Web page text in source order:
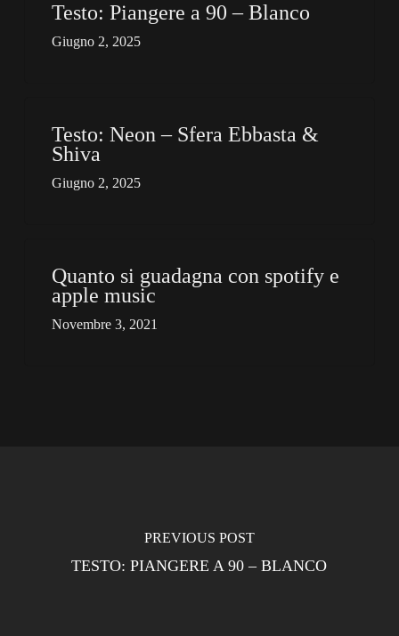
Testo: Piangere a 90 – Blanco
Giugno 2, 2025
Testo: Neon – Sfera Ebbasta &
Shiva
Giugno 2, 2025
Quanto si guadagna con spotify e
apple music
Novembre 3, 2021
PREVIOUS POST
TESTO: PIANGERE A 90 – BLANCO